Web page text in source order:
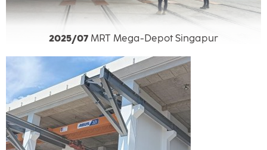
2025/07 MRT Mega-Depot Singapur